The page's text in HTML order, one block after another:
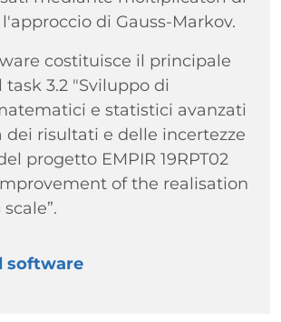
di Gauss-Markov.
costituisce il principale
3.2 "Sviluppo di
e statistici avanzati
dei risultati e delle incertezze
progetto EMPIR 19RPT02
of the realisation
software